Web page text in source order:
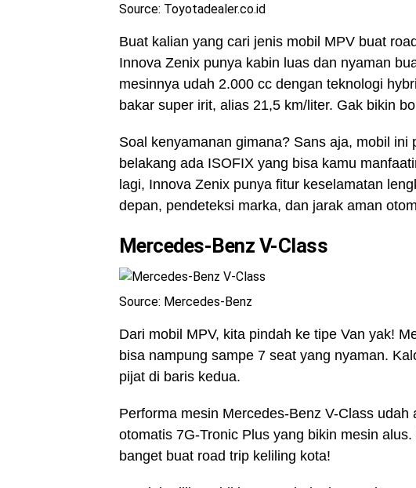
Source: Toyotadealer.co.id
Buat kalian yang cari jenis mobil MPV buat
Innova Zenix punya kabin luas dan nyaman
mesinnya udah 2.000 cc dengan teknologi
bakar super irit, alias 21,5 km/liter. Gak bikin
Soal kenyamanan gimana? Sans aja, mobil
belakang ada ISOFIX yang bisa kamu
lagi, Innova Zenix punya fitur keselamatan
depan, pendeteksi marka, dan jarak aman
Mercedes-Benz V-Class
Source: Mercedes-Benz
Dari mobil MPV, kita pindah ke tipe Van yak!
bisa nampung sampe 7 seat yang nyaman.
pijat di baris kedua.
Performa mesin Mercedes-Benz V-Class
otomatis 7G-Tronic Plus yang bikin mesin
banget buat road trip keliling kota!